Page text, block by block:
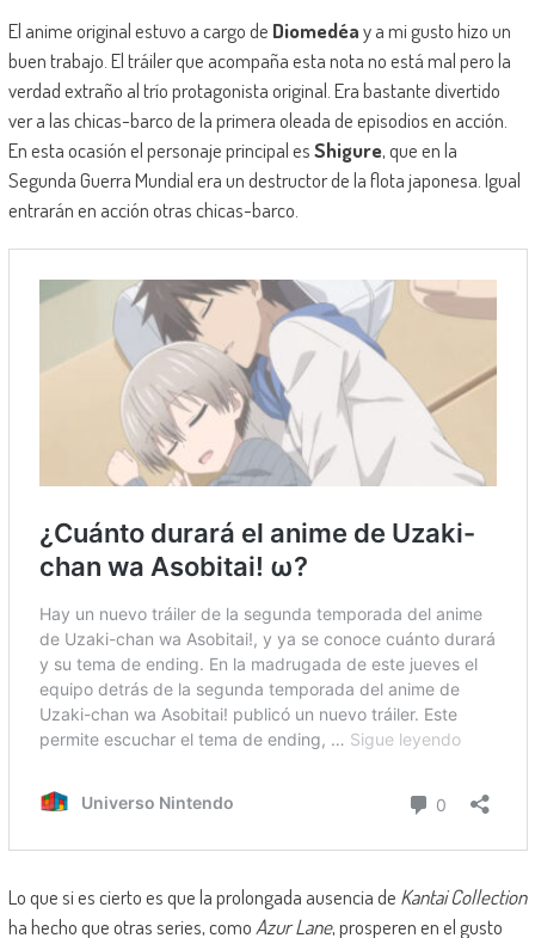
El anime original estuvo a cargo de Diomedéay a mi gusto hizo un
buen trabajo. El tráiler que acompaña esta nota no está mal pero la
verdad extraño al trío protagonista original. Era bastante divertido
ver a las chicas-barco de la primera oleada de episodios en acción.
En esta ocasión el personaje principal esShigure, que en la
Segunda Guerra Mundial era un destructor de la flota japonesa. Igual
entrarán en acción otras chicas-barco.
Lo que si es cierto es que la prolongada ausencia de Kantai Collection
ha hecho que otras series, comoAzur Lane, prosperen en el gusto